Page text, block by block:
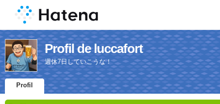
Profil de luccafort
週休7日していこうな！
Profil